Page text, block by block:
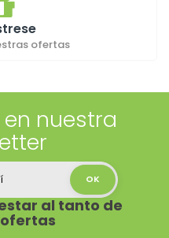
ofertas
nuestra
al tanto de